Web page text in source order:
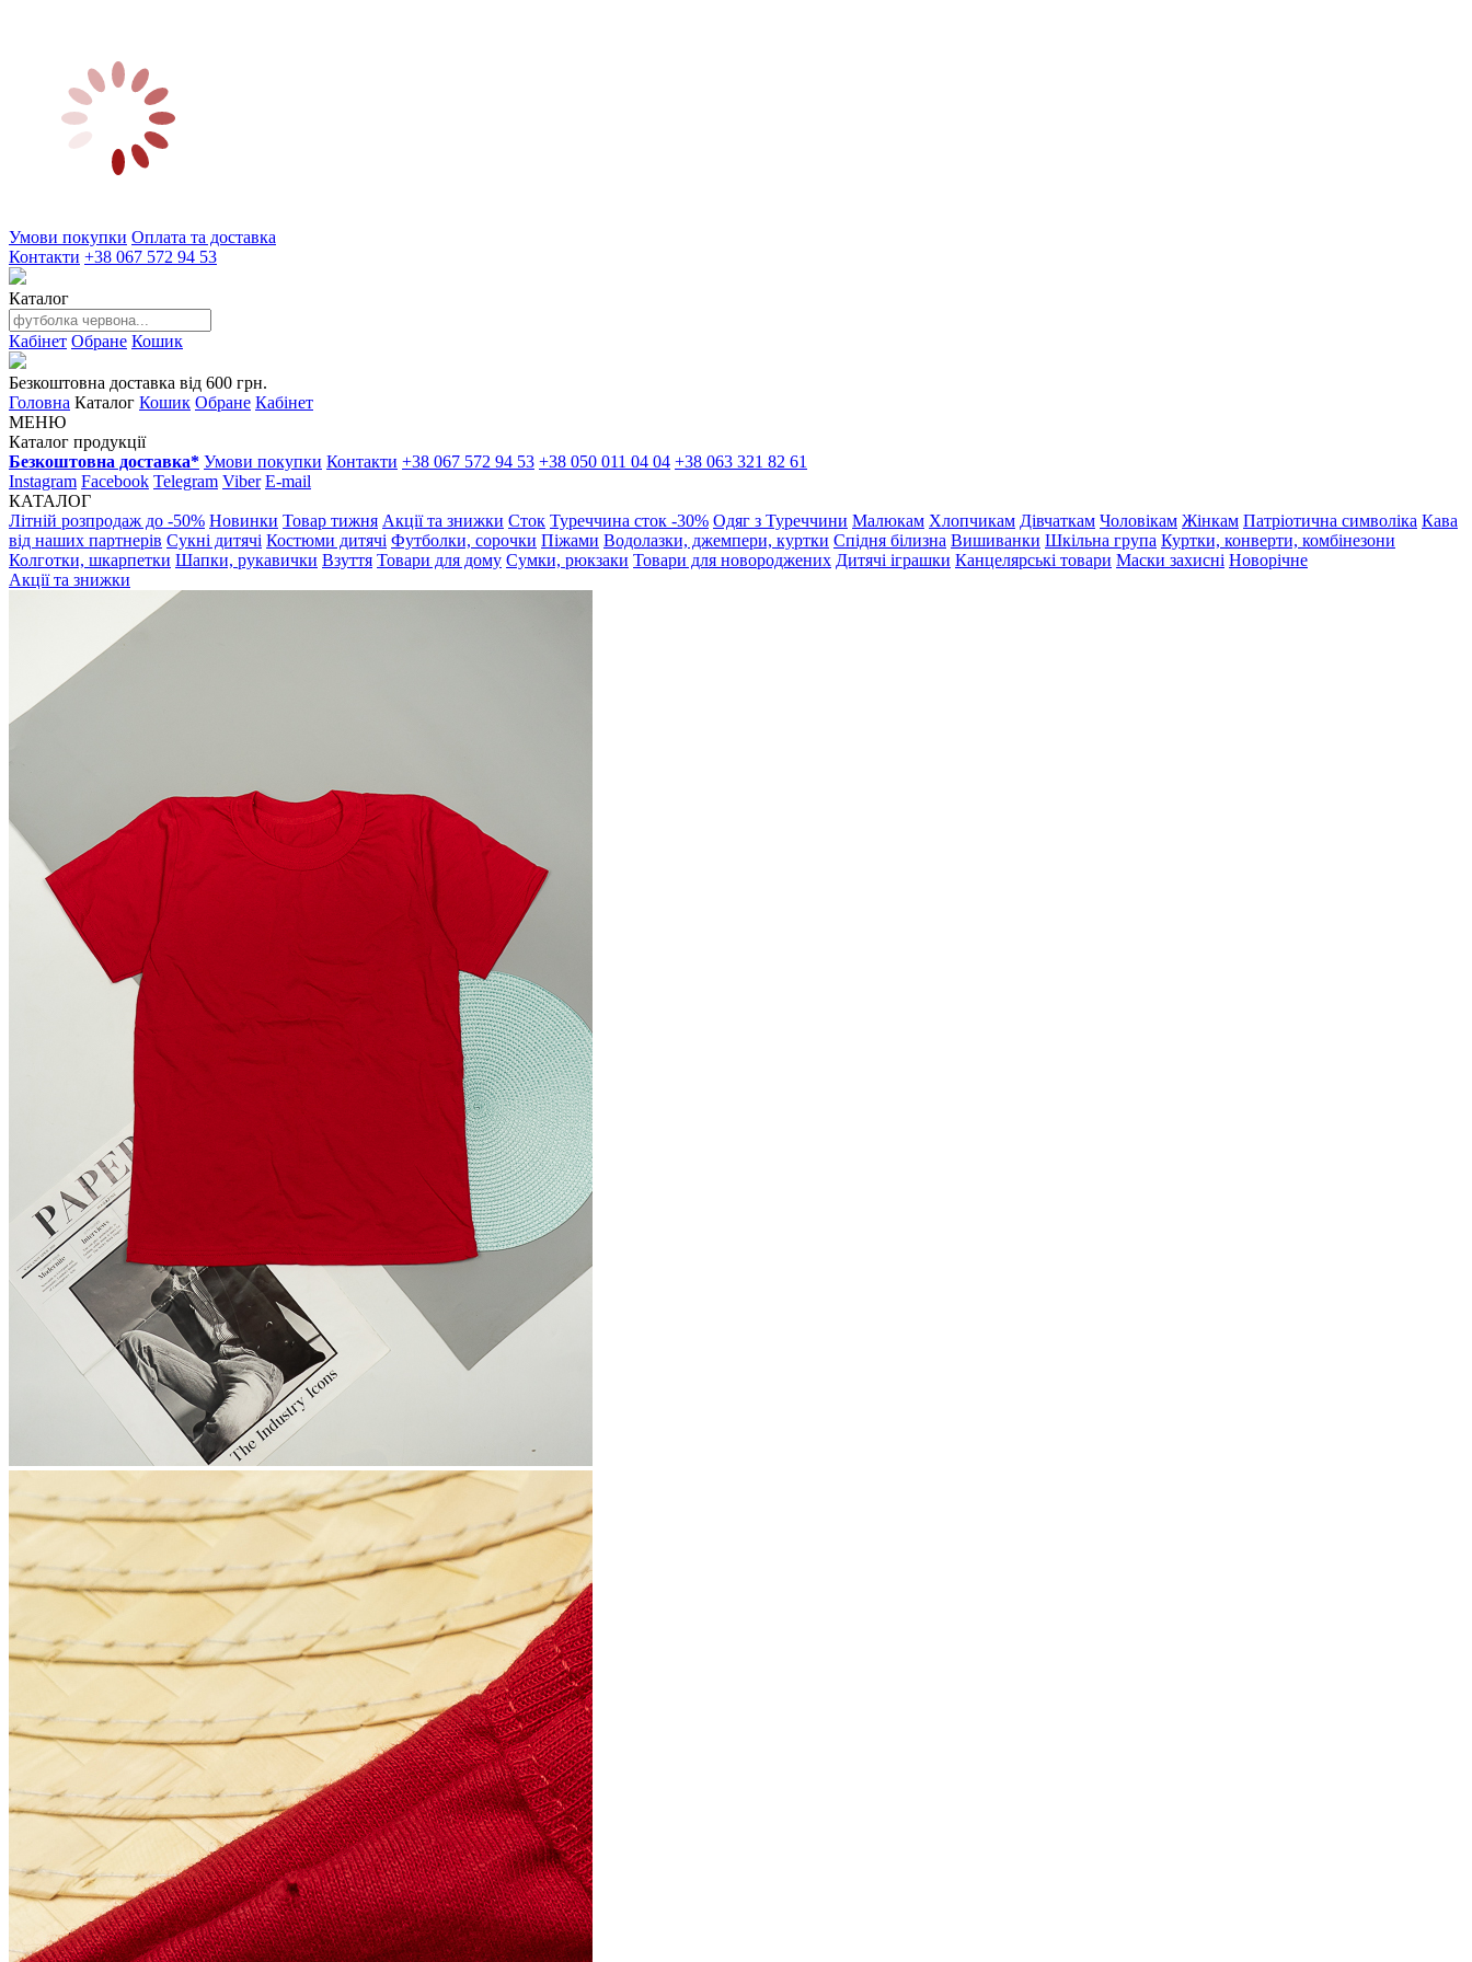
Умови покупки Оплата та доставка
Контакти +38 067 572 94 53
Каталог
Кабінет Обране Кошик
Безкоштовна доставка від 600 грн.
Головна Каталог Кошик Обране Кабінет
МЕНЮ
Каталог продукції
Безкоштовна доставка* Умови покупки Контакти +38 067 572 94 53 +38 050 011 04 04 +38 063 321 82 61
Instagram Facebook Telegram Viber E-mail
КАТАЛОГ
Літній розпродаж до -50% Новинки Товар тижня Акції та знижки Сток Туреччина сток -30% Одяг з Туреччини Малюкам Хлопчикам Дівчаткам Чоловікам Жінкам Патріотична символіка Кава
від наших партнерів Сукні дитячі Костюми дитячі Футболки, сорочки Піжами Водолазки, джемпери, куртки Спідня білизна Вишиванки Шкільна група Куртки, конверти, комбінезони
Колготки, шкарпетки Шапки, рукавички Взуття Товари для дому Сумки, рюкзаки Товари для новороджених Дитячі іграшки Канцелярські товари Маски захисні Новорічне
Акції та знижки